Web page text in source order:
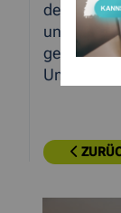
denn „nur
unseren